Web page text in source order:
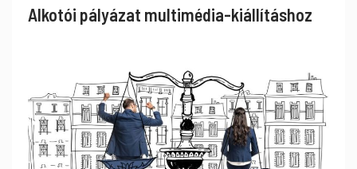
Alkotói pályázat multimédia-kiállításhoz